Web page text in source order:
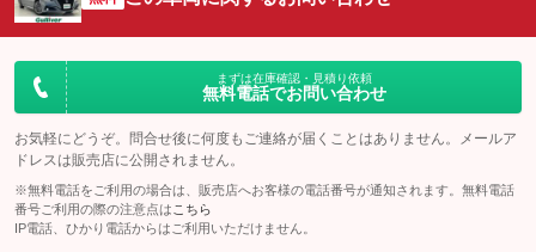
：装備なし ：装備なし
エアサスペンション ヘッドライトウォッシャー
まずは在庫確認・見積り依頼
無料電話でお問い合わせ
お気軽にどうぞ。問合せ後に何度もご連絡が届くことはありません。メールア
ドレスは販売店に公開されません。
※無料電話をご利用の場合は、販売店へお客様の電話番号が通知されます。無料電話
番号ご利用の際の注意点は こちら
IP電話、ひかり電話からはご利用いただけません。